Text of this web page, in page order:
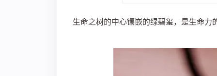
生命之树的中心镶嵌的绿碧玺，是生命